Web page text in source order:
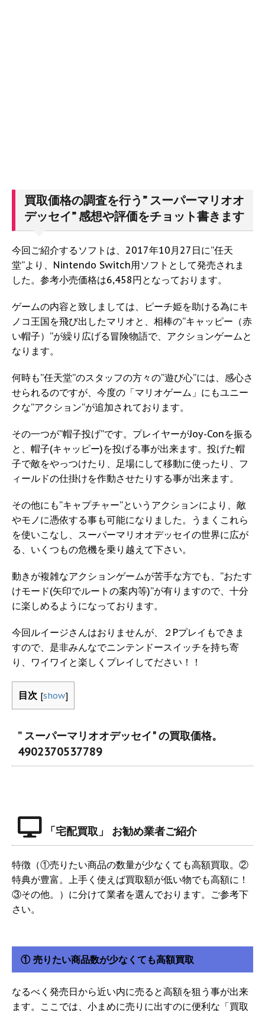
買取価格の調査を行う” スーパーマリオオ
デッセイ” 感想や評価をチョット書きます
今回ご紹介するソフトは、2017年10月27日に”任天
堂”より、Nintendo Switch用ソフトとして発売されま
した。参考小売価格は6,458円となっております。
ゲームの内容と致しましては、ピーチ姫を助ける為にキ
ノコ王国を飛び出したマリオと、相棒の”キャッピー（赤
い帽子）”が繰り広げる冒険物語で、アクションゲームと
なります。
何時も”任天堂”のスタッフの方々の”遊び心”には、感心さ
せられるのですが、今度の「マリオゲーム」にもユニー
クな”アクション”が追加されております。
その一つが”帽子投げ”です。プレイヤーがJoy-Conを振る
と、帽子(キャッピー)を投げる事が出来ます。投げた帽
子で敵をやっつけたり、足場にして移動に使ったり、フ
ィールドの仕掛けを作動させたりする事が出来ます。
その他にも”キャプチャー”というアクションにより、敵
やモノに憑依する事も可能になりました。うまくこれら
を使いこなし、スーパーマリオオデッセイの世界に広が
る、いくつもの危機を乗り越えて下さい。
動きが複雑なアクションゲームが苦手な方でも、”おたす
けモード(矢印でルートの案内等)”が有りますので、十分
に楽しめるようになっております。
今回ルイージさんはおりませんが、２Pプレイもできま
すので、是非みんなでニンテンドースイッチを持ち寄
り、ワイワイと楽しくプレイしてださい！！
目次 [show]
” スーパーマリオオデッセイ" の買取価格。
4902370537789
「宅配買取」 お勧め業者ご紹介
特徴（①売りたい商品の数量が少なくても高額買取。②
特典が豊富。上手く使えば買取額が低い物でも高額に！
③その他。）に分けて業者を選んでおります。ご参考下
さい。
① 売りたい商品数が少なくても高額買取
なるべく発売日から近い内に売ると高額を狙う事が出来
ます。ここでは、小まめに売りに出すのに便利な「買取